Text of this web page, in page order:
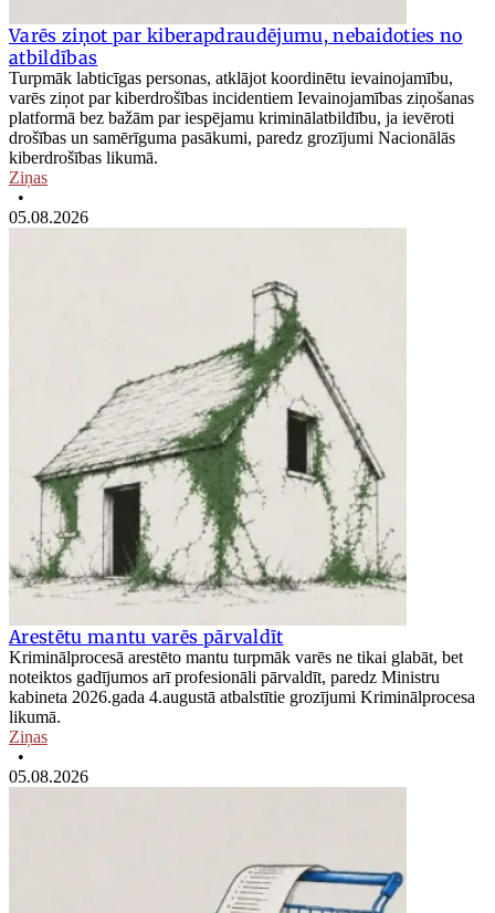
Varēs ziņot par kiberapdraudējumu, nebaidoties no
atbildības
Turpmāk labticīgas personas, atklājot koordinētu ievainojamību,
varēs ziņot par kiberdrošības incidentiem Ievainojamības ziņošanas
platformā bez bažām par iespējamu kriminālatbildību, ja ievēroti
drošības un samērīguma pasākumi, paredz grozījumi Nacionālās
kiberdrošības likumā.
Ziņas
•
05.08.2026
Arestētu mantu varēs pārvaldīt
Kriminālprocesā arestēto mantu turpmāk varēs ne tikai glabāt, bet
noteiktos gadījumos arī profesionāli pārvaldīt, paredz Ministru
kabineta 2026.gada 4.augustā atbalstītie grozījumi Kriminālprocesa
likumā.
Ziņas
•
05.08.2026